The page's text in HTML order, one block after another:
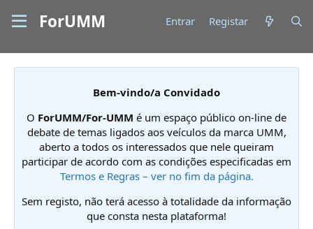
ForUMM Entrar Registar
Bem-vindo/a Convidado
O ForUMM/For-UMM é um espaço público on-line de
debate de temas ligados aos veículos da marca UMM,
aberto a todos os interessados que nele queiram
participar de acordo com as condições especificadas em
Termos e Regras – ver no fim da página.
Sem registo, não terá acesso à totalidade da informação
que consta nesta plataforma!